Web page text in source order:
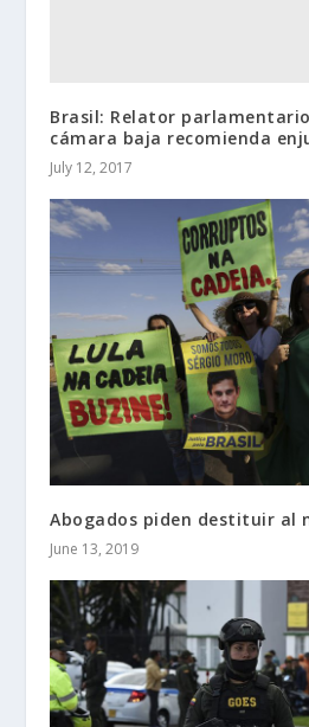
Brasil: Relator
cámara baja recomienda
July 12, 2017
Abogados piden destituir al
June 13, 2019